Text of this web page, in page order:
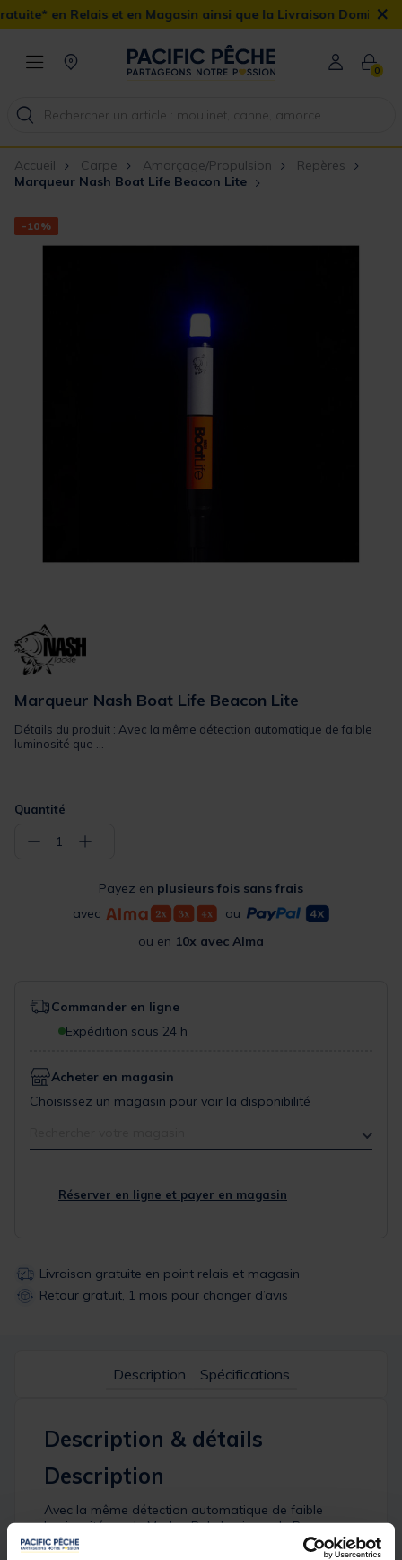
et en Magasin ainsi que la Livraison Domicile offerte dès 90€
×
0
Accueil Carpe Amorçage/Propulsion
Repères
Marqueur Nash Boat Life Beacon Lite
-10%
Marqueur Nash Boat Life Beacon Lite
Détails du produit : Avec la même détection automatique de faible
luminosité que ...
Quantité
− 1 +
Payez en plusieurs fois sans frais
avec
ou
ou en 10x avec Alma
Commander en ligne
Expédition sous 24 h
Acheter en magasin
Choisissez un magasin pour voir la disponibilité
Réserver en ligne et payer en magasin
Livraison gratuite en point relais et magasin
Retour gratuit, 1 mois pour changer d’avis
Description Spécifications
Description & détails
Description
Avec la même détection automatique de faible
luminosité que le Marker Pole lumineux, le Beacon
Lite permet de localiser votre poste facilement